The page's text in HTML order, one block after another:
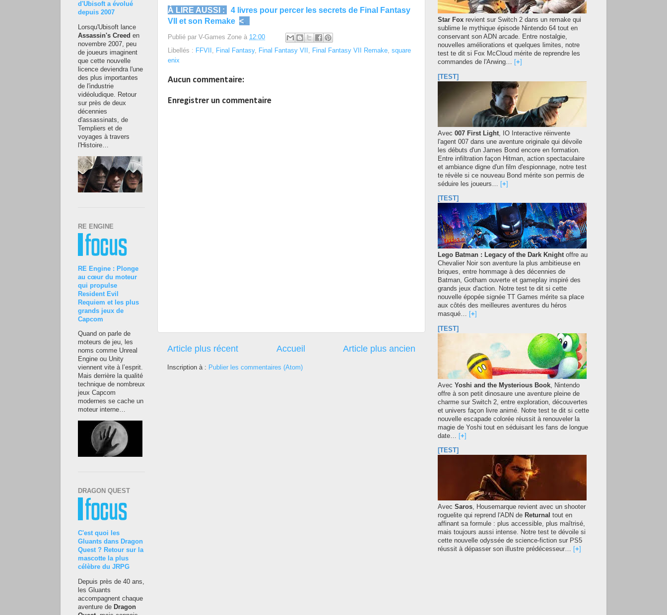
À LIRE AUSSI :
4 livres pour percer les secrets de Final Fantasy
VII et son Remake <.
Publié par V-Games Zone à 12:00
Libellés : FFVII , Final Fantasy, Final Fantasy VII , Final Fantasy VII Remake, square
enix
Aucun commentaire:
Enregistrer un commentaire
Article plus récent Article plus ancien
Accueil
Inscription à : Publier les commentaires (Atom)
d'Ubisoft a évolué
depuis 2007
Lorsqu'Ubisoft lance
Assassin's Creed en
novembre 2007, peu
de joueurs imaginent
que cette nouvelle
licence deviendra l'une
des plus importantes
de l'industrie
vidéoludique. Retour
sur près de deux
décennies
d'assassinats, de
Templiers et de
voyages à travers
l'Histoire…
RE ENGINE
RE Engine : Plonge
au cœur du moteur
qui propulse
Resident Evil
Requiem et les plus
grands jeux de
Capcom
Quand on parle de
moteurs de jeu, les
noms comme Unreal
Engine ou Unity
viennent vite à l’esprit.
Mais derrière la qualité
technique de nombreux
jeux Capcom
modernes se cache un
moteur interne…
DRAGON QUEST
C'est quoi les
Gluants dans Dragon
Quest ? Retour sur la
mascotte la plus
célèbre du JRPG
Depuis près de 40 ans,
les Gluants
accompagnent chaque
aventure de Dragon
Star Fox revient sur Switch 2 dans un remake qui
sublime le mythique épisode Nintendo 64 tout en
conservant son ADN arcade. Entre nostalgie,
nouvelles améliorations et quelques limites, notre
test te dit si Fox McCloud mérite de reprendre les
commandes de l'Arwing…
+
[TEST]
Avec 007 First Light , IO Interactive réinvente
l'agent 007 dans une aventure originale qui dévoile
les débuts d'un James Bond encore en formation.
Entre infiltration façon Hitman, action spectaculaire
et ambiance digne d'un film d'espionnage, notre test
te révèle si ce nouveau Bond mérite son permis de
séduire les joueurs…
[+]
[TEST]
Lego Batman : Legacy of the Dark Knightoffre au
Chevalier Noir son aventure la plus ambitieuse en
briques, entre hommage à des décennies de
Batman, Gotham ouverte et gameplay inspiré des
grands jeux d'action. Notre test te dit si cette
nouvelle épopée signée TT Games mérite sa place
aux côtés des meilleures aventures du héros
masqué…
+
[TEST]
Avec Yoshi and the Mysterious Book, Nintendo
offre à son petit dinosaure une aventure pleine de
charme sur Switch 2, entre exploration, découvertes
et univers façon livre animé. Notre test te dit si cette
nouvelle escapade colorée réussit à renouveler la
magie de Yoshi tout en séduisant les fans de longue
date… [+]
[TEST]
Avec Saros, Housemarque revient avec un shooter
roguelite qui reprend l'ADN de Returnal tout en
affinant sa formule : plus accessible, plus maîtrisé,
mais toujours aussi intense. Notre test te dévoile si
cette nouvelle odyssée de science-fiction sur PS5
réussit à dépasser son illustre prédécesseur…
+